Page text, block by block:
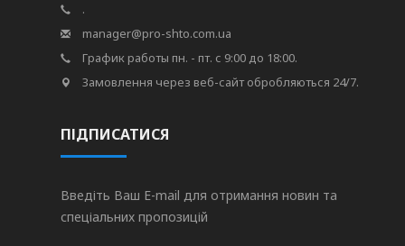
.
manager@pro-shto.com.ua
График работы пн. - пт. с 9:00 до 18:00.
Замовлення через веб-сайт обробляються 24/7.
ПІДПИСАТИСЯ
Введіть Ваш E-mail для отримання новин та
спеціальних пропозицій